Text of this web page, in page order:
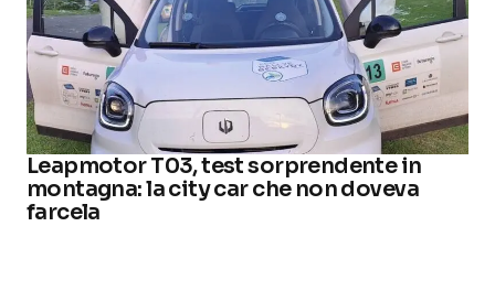
Leapmotor T03, test sorprendente in
montagna: la city car che non doveva
farcela